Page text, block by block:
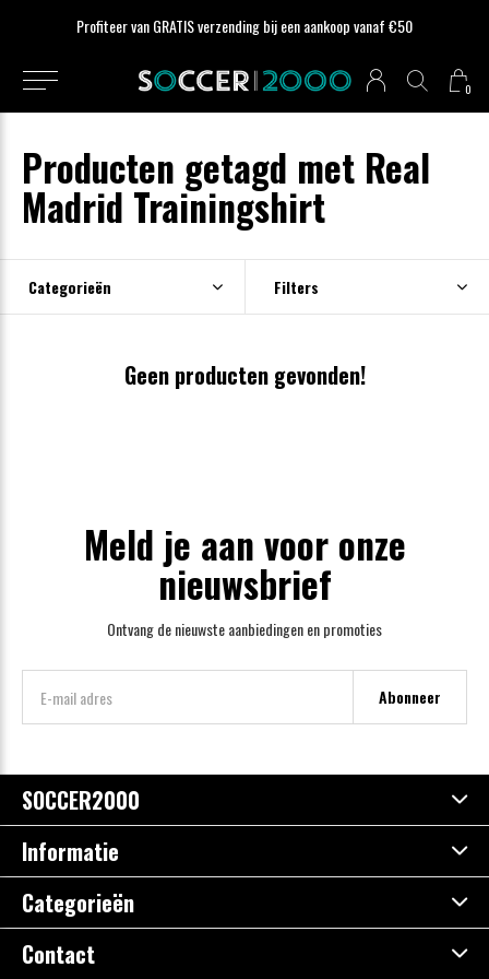
0
Profiteer van GRATIS verzending bij een aankoop vanaf €50
Producten getagd met Real
Madrid Trainingshirt
Categorieën Filters
Geen producten gevonden!
Meld je aan voor onze
nieuwsbrief
Ontvang de nieuwste aanbiedingen en promoties
Abonneer
SOCCER2000
Informatie
Categorieën
Contact